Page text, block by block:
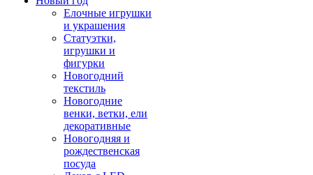
Елочные игрушки
и украшения
Статуэтки,
игрушки и
фигурки
Новогодний
текстиль
Новогодние
венки, ветки, ели
декоративные
Новогодняя и
рождественская
посуда